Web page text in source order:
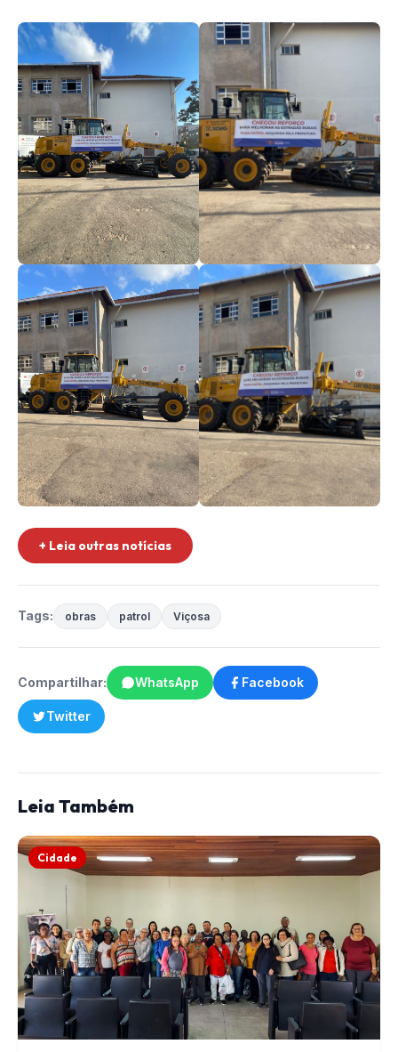
+ Leia outras notícias
Tags: obras patrol Viçosa
Compartilhar: WhatsApp Facebook
Twitter
Leia Também
Cidade